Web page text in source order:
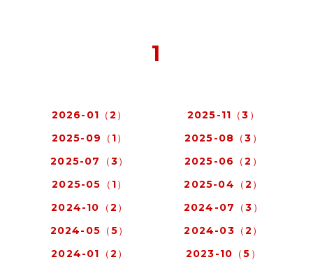
1
2026-01（2）
2025-11（3）
2025-09（1）
2025-08（3）
2025-07（3）
2025-06（2）
2025-05（1）
2025-04（2）
2024-10（2）
2024-07（3）
2024-05（5）
2024-03（2）
2024-01（2）
2023-10（5）